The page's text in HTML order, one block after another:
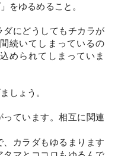
をゆるめること。
にどうしてもチカラが
続いてしまっているの
められてしまっていま
しょう。
ています。相互に関連
カラダもゆるまります